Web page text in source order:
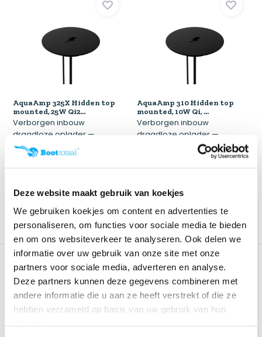
Deze website maakt gebruik van koekjes
We gebruiken koekjes om content en advertenties te
personaliseren, om functies voor sociale media te bieden
en om ons websiteverkeer te analyseren. Ook delen we
informatie over uw gebruik van onze site met onze
partners voor sociale media, adverteren en analyse.
Deze partners kunnen deze gegevens combineren met
andere informatie die u aan ze heeft verstrekt of die ze
hebben verzameld op basis van uw gebruik van hun
AquaAmp 325X Hidden top
mounted, 25W Qi2...
Verborgen inbouw
draadloze oplader —
onzichtba...
Klik voor voorraad info
AquaAmp 310 Hidden top
mounted, 10W Qi, ...
Verborgen inbouw
draadloze oplader —
Klik voor voorraad info